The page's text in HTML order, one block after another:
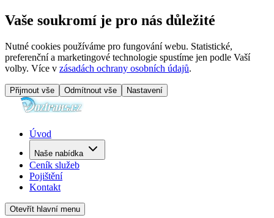
Vaše soukromí je pro nás důležité
Nutné cookies používáme pro fungování webu. Statistické,
preferenční a marketingové technologie spustíme jen podle Vaší
volby. Více v zásadách ochrany osobních údajů.
Přijmout vše Odmítnout vše Nastavení
Úvod
Naše nabídka
Ceník služeb
Pojištění
Kontakt
Otevřít hlavní menu